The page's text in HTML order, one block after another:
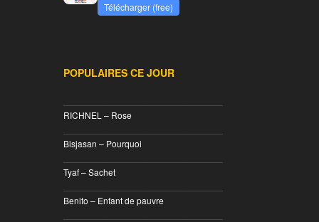
Télécharger (free)
POPULAIRES CE JOUR
RICHNEL – Rose
Bisjasan – Pourquoi
Tyaf – Sachet
Benito – Enfant de pauvre